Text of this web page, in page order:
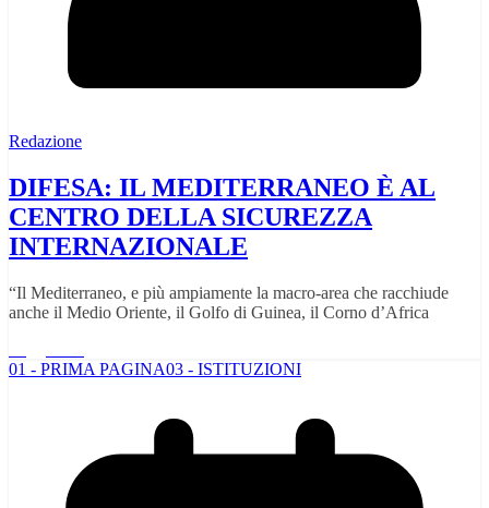
Redazione
DIFESA: IL MEDITERRANEO È AL
CENTRO DELLA SICUREZZA
INTERNAZIONALE
“Il Mediterraneo, e più ampiamente la macro-area che racchiude
anche il Medio Oriente, il Golfo di Guinea, il Corno d’Africa
01 - PRIMA PAGINA03 - ISTITUZIONI